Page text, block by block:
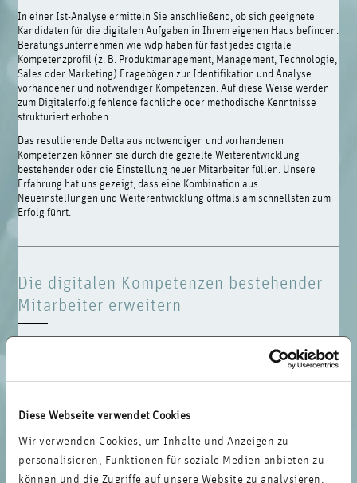
Diese Webseite verwendet Cookies
Wir verwenden Cookies, um Inhalte und Anzeigen zu
personalisieren, Funktionen für soziale Medien anbieten zu
können und die Zugriffe auf unsere Website zu analysieren.
In einer Ist-Analyse ermitteln Sie anschließend, ob sich geeignete
Kandidaten für die digitalen Aufgaben in Ihrem eigenen Haus befinden.
Beratungsunternehmen wie wdp haben für fast jedes digitale
Kompetenzprofil (z. B. Produktmanagement, Management, Technologie,
Sales oder Marketing) Fragebögen zur Identifikation und Analyse
vorhandener und notwendiger Kompetenzen. Auf diese Weise werden
zum Digitalerfolg fehlende fachliche oder methodische Kenntnisse
strukturiert erhoben.
Das resultierende Delta aus notwendigen und vorhandenen
Kompetenzen können sie durch die gezielte Weiterentwicklung
bestehender oder die Einstellung neuer Mitarbeiter füllen. Unsere
Erfahrung hat uns gezeigt, dass eine Kombination aus
Neueinstellungen und Weiterentwicklung oftmals am schnellsten zum
Erfolg führt.
Die digitalen Kompetenzen bestehender
Mitarbeiter erweitern
Eine umfassende Kompetenzentwicklung und Schulung der Mitarbeiter
auf allen relevanten Ebenen ist die Grundvoraussetzung für eine
erfolgreiche digitale Transformation. Durch erfahrene Spezialisten
geleiteteInhouse-Seminarekönnen digitale Kompetenzen und
Mitarbeiter die Erfordernisse digitaler Produkte, Prozesse und
Veränderungen unterstützen und mittragen.